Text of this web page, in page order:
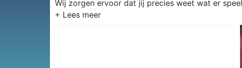
Wij zorgen ervoor dat jij precies weet wat er
Van werkzaamheden op de A12 en de IJsselbrug
Openluchtmuseum, en het weersbericht voor de